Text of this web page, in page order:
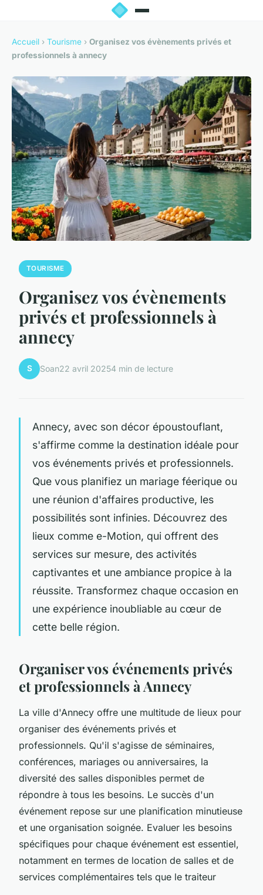
Accueil › Tourisme › Organisez vos évènements privés et
professionnels à annecy
TOURISME
Organisez vos évènements
privés et professionnels à
annecy
S Soan22 avril 20254 min de lecture
Annecy, avec son décor époustouflant,
s'affirme comme la destination idéale pour
vos événements privés et professionnels.
Que vous planifiez un mariage féerique ou
une réunion d'affaires productive, les
possibilités sont infinies. Découvrez des
lieux comme e-Motion, qui offrent des
services sur mesure, des activités
captivantes et une ambiance propice à la
réussite. Transformez chaque occasion en
une expérience inoubliable au cœur de
cette belle région.
Organiser vos événements privés
et professionnels à Annecy
La ville d'Annecy offre une multitude de lieux pour
organiser des événements privés et
professionnels. Qu'il s'agisse de séminaires,
conférences, mariages ou anniversaires, la
diversité des salles disponibles permet de
répondre à tous les besoins. Le succès d'un
événement repose sur une planification minutieuse
et une organisation soignée. Evaluer les besoins
spécifiques pour chaque événement est essentiel,
notamment en termes de location de salles et de
services complémentaires tels que le traiteur